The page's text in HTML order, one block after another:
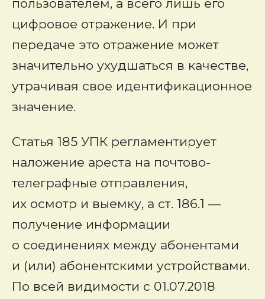
пользователем, а всего лишь его
цифровое отражение. И при
передаче это отражение может
значительно ухудшаться в качестве,
утрачивая свое идентификационное
значение.
Статья 185 УПК регламентирует
наложение ареста на почтово-
телеграфные отправления,
их осмотр и выемку, а ст. 186.1 —
получение информации
о соединениях между абонентами
и (или) абонентскими устройствами.
По всей видимости с 01.07.2018